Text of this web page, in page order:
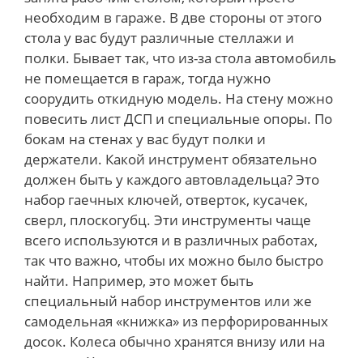
необходим в гараже. В две стороны от этого
стола у вас будут различные стеллажи и
полки. Бывает так, что из-за стола автомобиль
не помещается в гараж, тогда нужно
соорудить откидную модель. На стену можно
повесить лист ДСП и специальные опоры. По
бокам на стенах у вас будут полки и
держатели. Какой инструмент обязательно
должен быть у каждого автовладельца? Это
набор гаечных ключей, отверток, кусачек,
сверл, плоскогубц. Эти инструменты чаще
всего используются и в различных работах,
так что важно, чтобы их можно было быстро
найти. Например, это может быть
специальный набор инструментов или же
самодельная «книжка» из перфорированных
досок. Колеса обычно хранятся внизу или на